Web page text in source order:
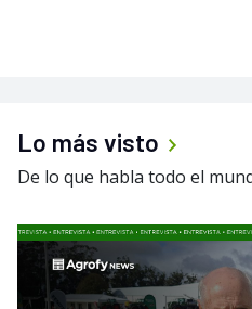
Lo más visto
De lo que habla todo el